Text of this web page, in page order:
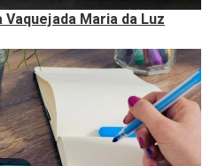
Maria da Luz